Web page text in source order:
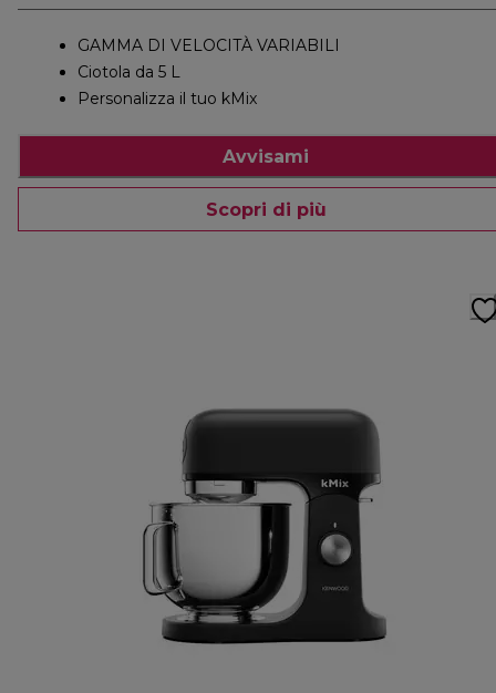
GAMMA DI VELOCITÀ VARIABILI
Ciotola da 5 L
Personalizza il tuo kMix
Avvisami
Scopri di più